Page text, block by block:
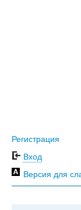
Регистрация
Вход
Версия для